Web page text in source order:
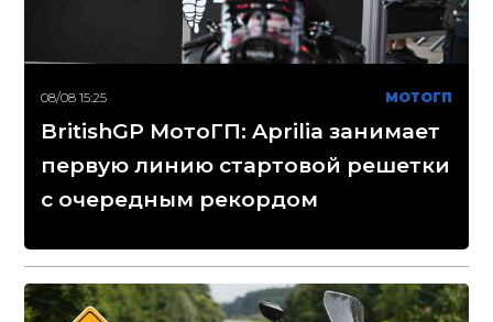
08/08 15:25 МОТОГП
BritishGP МотоГП: Aprilia занимает
первую линию стартовой решетки
с очередным рекордом